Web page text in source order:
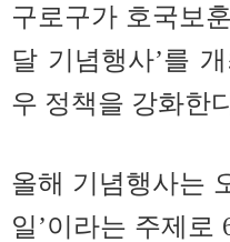
구로구가 호국보
달 기념행사’를
우 정책을 강화한
올해 기념행사는
일’이라는 주제로